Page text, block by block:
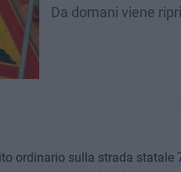
Da domani viene
ordinario sulla strada statale